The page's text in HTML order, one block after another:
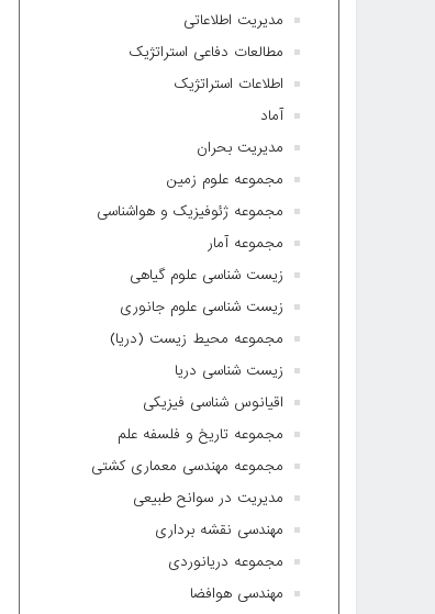
مدیریت اطلاعاتی
مطالعات دفاعی استراتژیک
اطلاعات استراتژیک
آماد
مدیریت بحران
مجموعه علوم زمین
مجموعه ژئوفیزیک و هواشناسی
مجموعه آمار
زیست شناسی علوم گیاهی
زیست شناسی علوم جانوری
مجموعه محیط زیست (دریا)
زیست شناسی دریا
اقیانوس شناسی فیزیکی
مجموعه تاریخ و فلسفه علم
مجموعه مهندسی معماری کشتی
مدیریت در سوانح طبیعی
مهندسی نقشه برداری
مجموعه دریانوردی
مهندسی هوافضا